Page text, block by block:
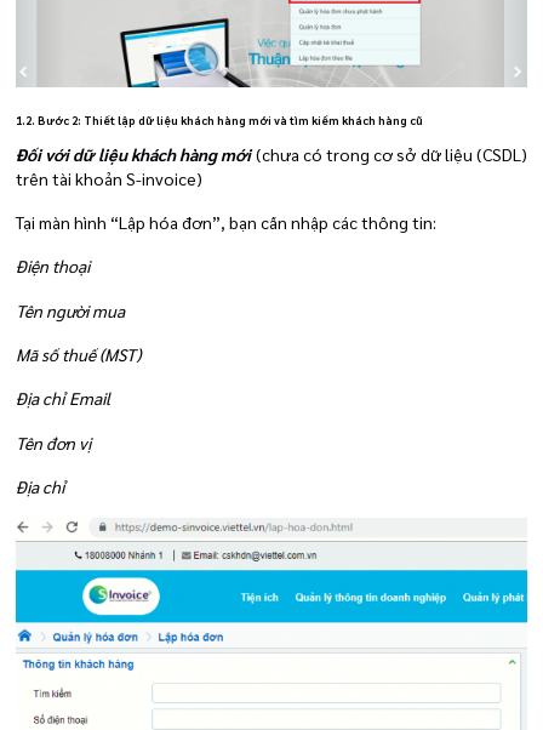
1.2. Bước 2: Thiết lập dữ liệu khách hàng mới và tìm kiếm khách hàng cũ
Đối với dữ liệu khách hàng mới(chưa có trong cơ sở dữ liệu (CSDL)
trên tài khoản S-invoice)
Tại màn hình “Lập hóa đơn”, bạn cần nhập các thông tin:
Điện thoại
Tên người mua
Mã số thuế (MST)
Địa chỉ Email
Tên đơn vị
Địa chỉ